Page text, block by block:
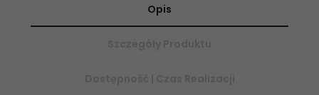
Opis